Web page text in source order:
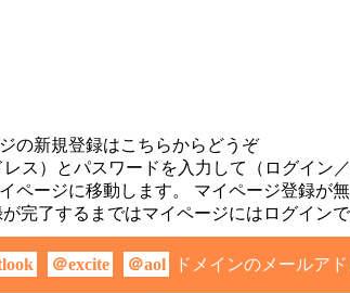
の新規登録はこちらからどうぞ
ス）とパスワードを入力して（ログイン
ページに移動します。 マイページ登録
完了するまではマイページにはログインで
＠excite ＠aol ドメインのメールア